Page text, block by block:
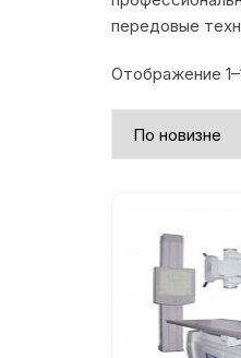
передовые
Отображение